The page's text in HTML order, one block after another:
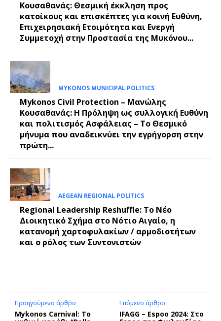
Κουσαθανάς: Θεσμική έκκληση προς
κατοίκους και επισκέπτες για κοινή Ευθύνη,
Επιχειρησιακή Ετοιμότητα και Ενεργή
Συμμετοχή στην Προστασία της Μυκόνου...
MYKONOS MUNICIPAL POLITICS
Mykonos Civil Protection – Μανώλης
Κουσαθανάς: Η Πρόληψη ως συλλογική Ευθύνη
και πολιτισμός Ασφάλειας – Το Θεσμικό
μήνυμα που αναδεικνύει την εγρήγορση στην
πρώτη...
AEGEAN REGIONAL POLITICS
Regional Leadership Reshuffle: Το Νέο
Διοικητικό Σχήμα στο Νότιο Αιγαίο, η
κατανομή χαρτοφυλακίων / αρμοδιοτήτων
και ο ρόλος των Συντονιστών
Προηγούμενο άρθρο
Mykonos Carnival: Το
Επόμενο άρθρο
IFAGG – Espoo 2024: Στο